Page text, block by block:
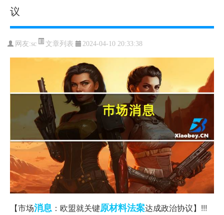
议
网友:sc 文章列表 2024-04-10 20:33:38
【市场消息 ：欧盟就关键原材料法案达成政治协议】!!!